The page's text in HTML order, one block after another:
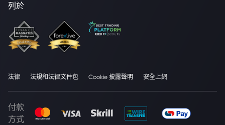
列於
法律 法規和法律文件包 Cookie 披露聲明 安全上網
付款
方式